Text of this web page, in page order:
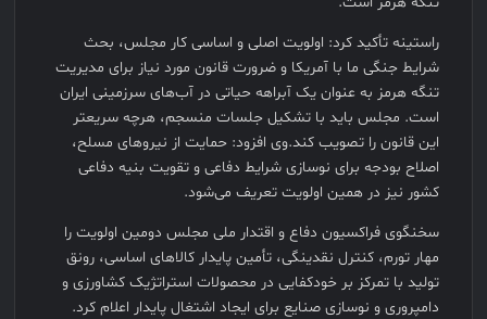
راستینه تأکید کرد: اولویت اصلی و اساسی کار مجلس، بحث
شرایط جنگی ما با آمریکا و ضرورت قانون مورد نیاز برای مدیریت
تنگه هرمز به عنوان یک آبراهه حیاتی در آب‌های سرزمینی ایران
است. مجلس باید با تشکیل جلسات منسجم، هرچه سریعتر
این قانون را تصویب کند.وی افزود: حمایت از نیروهای مسلح،
اصلاح بودجه برای نوسازی شرایط دفاعی و تقویت بنیه دفاعی
کشور نیز در همین اولویت تعریف می‌شود.
سخنگوی فراکسیون دفاع و اقتدار ملی مجلس دومین اولویت را
مهار تورم، کنترل نقدینگی، تأمین پایدار کالاهای اساسی، رونق
تولید با تمرکز بر خودکفایی در محصولات استراتژیک کشاورزی و
دامپروری و نوسازی صنایع برای ایجاد اشتغال پایدار اعلام کرد.